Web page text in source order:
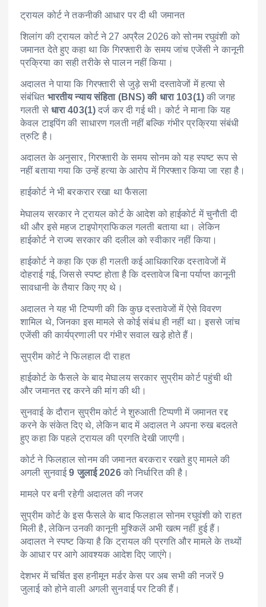
ट्रायल कोर्ट ने तकनीकी आधार पर दी थी जमानत
शिलांग की ट्रायल कोर्ट ने 27 अप्रैल 2026 को सोनम रघुवंशी को
जमानत देते हुए कहा था कि गिरफ्तारी के समय जांच एजेंसी ने कानूनी
प्रक्रिया का सही तरीके से पालन नहीं किया।
अदालत ने पाया कि गिरफ्तारी से जुड़े सभी दस्तावेजों में हत्या से
संबंधित भारतीय न्याय संहिता (BNS) की धारा 103(1)की जगह
गलती से धारा 403(1) दर्ज कर दी गई थी। कोर्ट ने माना कि यह
केवल टाइपिंग की साधारण गलती नहीं बल्कि गंभीर प्रक्रिया संबंधी
त्रुटि है।
अदालत के अनुसार, गिरफ्तारी के समय सोनम को यह स्पष्ट रूप से
नहीं बताया गया कि उन्हें हत्या के आरोप में गिरफ्तार किया जा रहा है।
हाईकोर्ट ने भी बरकरार रखा था फैसला
मेघालय सरकार ने ट्रायल कोर्ट के आदेश को हाईकोर्ट में चुनौती दी
थी और इसे महज टाइपोग्राफिकल गलती बताया था। लेकिन
हाईकोर्ट ने राज्य सरकार की दलील को स्वीकार नहीं किया।
हाईकोर्ट ने कहा कि एक ही गलती कई आधिकारिक दस्तावेजों में
दोहराई गई, जिससे स्पष्ट होता है कि दस्तावेज बिना पर्याप्त कानूनी
सावधानी के तैयार किए गए थे।
अदालत ने यह भी टिप्पणी की कि कुछ दस्तावेजों में ऐसे विवरण
शामिल थे, जिनका इस मामले से कोई संबंध ही नहीं था। इससे जांच
एजेंसी की कार्यप्रणाली पर गंभीर सवाल खड़े होते हैं।
सुप्रीम कोर्ट ने फिलहाल दी राहत
हाईकोर्ट के फैसले के बाद मेघालय सरकार सुप्रीम कोर्ट पहुंची थी
और जमानत रद्द करने की मांग की थी।
सुनवाई के दौरान सुप्रीम कोर्ट ने शुरुआती टिप्पणी में जमानत रद्द
करने के संकेत दिए थे, लेकिन बाद में अदालत ने अपना रुख बदलते
हुए कहा कि पहले ट्रायल की प्रगति देखी जाएगी।
कोर्ट ने फिलहाल सोनम की जमानत बरकरार रखते हुए मामले की
अगली सुनवाई9 जुलाई 2026को निर्धारित की है।
मामले पर बनी रहेगी अदालत की नजर
सुप्रीम कोर्ट के इस फैसले के बाद फिलहाल सोनम रघुवंशी को राहत
मिली है, लेकिन उनकी कानूनी मुश्किलें अभी खत्म नहीं हुई हैं।
अदालत ने स्पष्ट किया है कि ट्रायल की प्रगति और मामले के तथ्यों
के आधार पर आगे आवश्यक आदेश दिए जाएंगे।
देशभर में चर्चित इस हनीमून मर्डर केस पर अब सभी की नजरें 9
जुलाई को होने वाली अगली सुनवाई पर टिकी हैं।